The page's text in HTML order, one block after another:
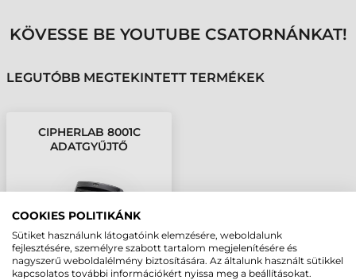
KÖVESSE BE YOUTUBE CSATORNÁNKAT!
LEGUTÓBB MEGTEKINTETT TERMÉKEK
CIPHERLAB 8001C
ADATGYŰJTŐ
COOKIES POLITIKÁNK
Sütiket használunk látogatóink elemzésére, weboldalunk
fejlesztésére, személyre szabott tartalom megjelenítésére és
nagyszerű weboldalélmény biztosítására. Az általunk használt sütikkel
kapcsolatos további információkért nyissa meg a beállításokat.